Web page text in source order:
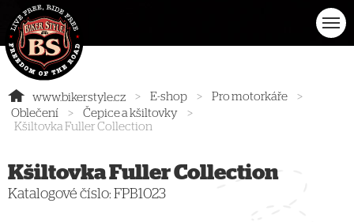
www.bikerstyle.cz > E-shop > Pro motorkáře
>
Oblečení
> Čepice a kšiltovky
>
Kšiltovka Fuller Collection
Kšiltovka Fuller Collection
Katalogové číslo: FPB1023